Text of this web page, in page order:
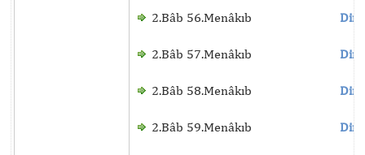
2.Bâb 56.Menâkıb
2.Bâb 57.Menâkıb
2.Bâb 58.Menâkıb
2.Bâb 59.Menâkıb